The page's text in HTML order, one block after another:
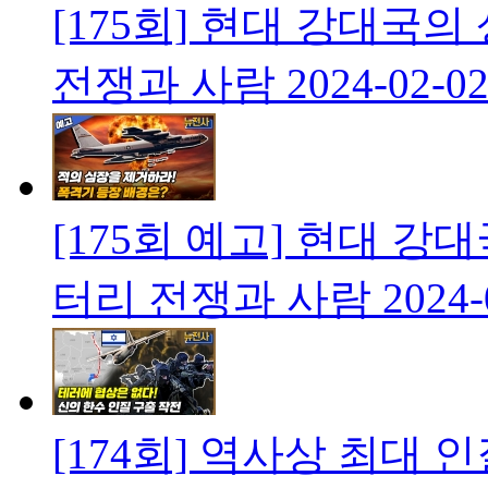
[175회] 현대 강대국의
전쟁과 사람 2024-02-02
[175회 예고] 현대 강
터리 전쟁과 사람
[174회] 역사상 최대